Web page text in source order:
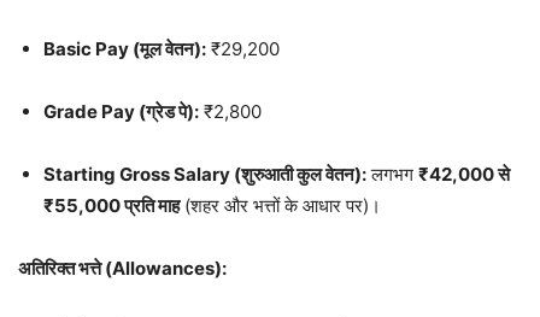
Basic Pay (मूल वेतन): ₹29,200
Grade Pay (ग्रेड पे): ₹2,800
Starting Gross Salary (शुरुआती कुल वेतन):लगभग ₹42,000 से
₹55,000 प्रति माह(शहर और भत्तों के आधार पर)।
अतिरिक्त भत्ते (Allowances):